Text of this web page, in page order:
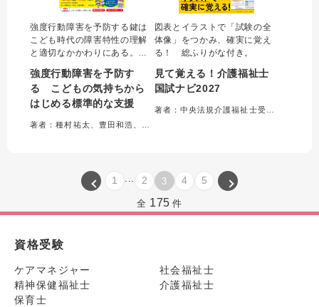
強度行動障害を予防する鍵は
こども時代の障害特性の理解
と適切なかかわりにある。本
実践に欠かせない知識や対応
方法をエピソードを交えて解
説。こどもの気持ちに寄り添
る必読の一冊です。
強度行動障害を予防す
る こどもの気持ちから
はじめる標準的な支援
図表とイラストで「試験の全
体像」をつかみ、確実に覚え
る！ 総ふりがな付き。
見て覚える！介護福祉士
国試ナビ2027
1 2 3 4 5
全 175 件
資格受験
ケアマネジャー
社会福祉士
精神保健福祉士
介護福祉士
保育士